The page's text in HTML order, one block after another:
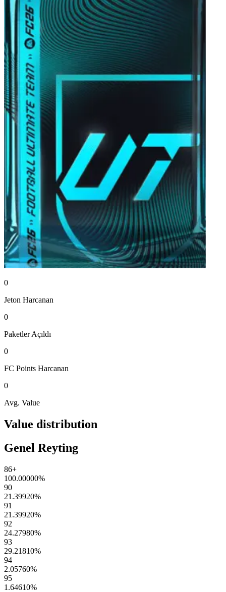
0
Jeton Harcanan
0
Paketler Açıldı
0
FC Points Harcanan
0
Avg. Value
Value distribution
Genel Reyting
86+
100.00000%
90
21.39920%
91
21.39920%
92
24.27980%
93
29.21810%
94
2.05760%
95
1.64610%